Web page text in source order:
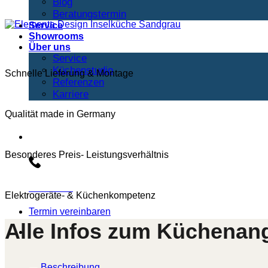
Blog
Beratungstermin
Service
Showrooms
Über uns
Service
Küchenstudio
Referenzen
Karriere
Termin vereinbaren
Schnelle Lieferung & Montage
Qualität made in Germany
Besonderes Preis- Leistungsverhältnis
Elektrogeräte- & Küchenkompetenz
Alle Infos zum